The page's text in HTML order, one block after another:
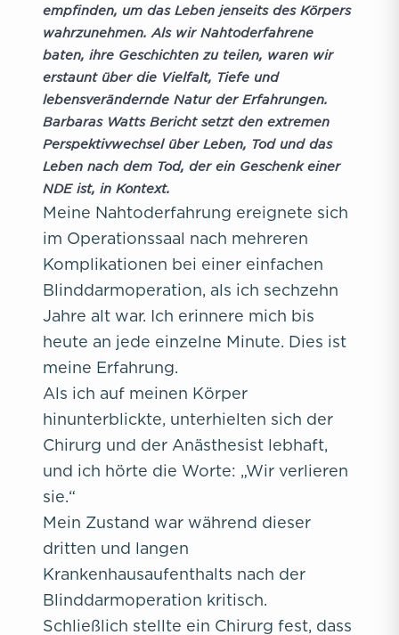
empfinden, um das Leben jenseits des Körpers
wahrzunehmen. Als wir Nahtoderfahrene
baten, ihre Geschichten zu teilen, waren wir
erstaunt über die Vielfalt, Tiefe und
lebensverändernde Natur der Erfahrungen.
Barbaras Watts Bericht setzt den extremen
Perspektivwechsel über Leben, Tod und das
Leben nach dem Tod, der ein Geschenk einer
NDE ist, in Kontext.
Meine Nahtoderfahrung ereignete sich
im Operationssaal nach mehreren
Komplikationen bei einer einfachen
Blinddarmoperation, als ich sechzehn
Jahre alt war. Ich erinnere mich bis
heute an jede einzelne Minute. Dies ist
meine Erfahrung.
Als ich auf meinen Körper
hinunterblickte, unterhielten sich der
Chirurg und der Anästhesist lebhaft,
und ich hörte die Worte: „Wir verlieren
sie.“
Mein Zustand war während dieser
dritten und langen
Krankenhausaufenthalts nach der
Blinddarmoperation kritisch.
Schließlich stellte ein Chirurg fest, dass